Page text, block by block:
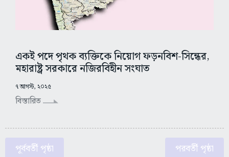
একই পদে পৃথক ব্যক্তিকে নিয়োগ ফড়নবিশ-সিন্ধের,
মহারাষ্ট্র সরকারে নজিরবিহীন সংঘাত
৭ আগস্ট, ২০২৫
বিস্তারিত
পূর্ববর্তী পৃষ্ঠা পরবর্তী পৃষ্ঠা